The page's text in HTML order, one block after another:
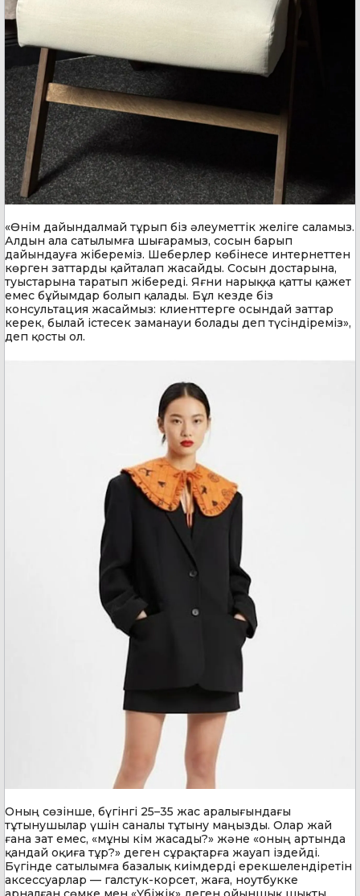
«Өнім дайындалмай тұрып біз әлеуметтік желіге саламыз.
Алдын ала сатылымға шығарамыз, сосын барып
дайындауға жібереміз. Шеберлер көбінесе интернеттен
көрген заттарды қайталап жасайды. Сосын достарына,
туыстарына таратып жібереді. Яғни нарыққа қатты қажет
емес бұйымдар болып қалады. Бұл кезде біз
консультация жасаймыз: клиенттерге осындай заттар
керек, былай істесек заманауи болады деп түсіндіреміз»,
деп қосты ол.
Оның сөзінше, бүгінгі 25–35 жас аралығындағы
тұтынушылар үшін саналы тұтыну маңызды. Олар жай
ғана зат емес, «мұны кім жасады?» және «оның артында
қандай оқиға тұр?» деген сұрақтарға жауап іздейді.
Бүгінде сатылымға базалық киімдерді ерекшелендіретін
аксессуарлар — галстук-корсет, жаға, ноутбукке